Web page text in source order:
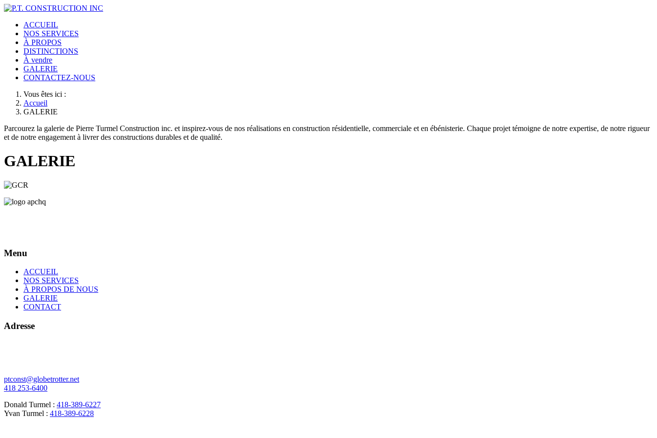
ACCUEIL
NOS SERVICES
À PROPOS
DISTINCTIONS
À vendre
GALERIE
CONTACTEZ-NOUS
Vous êtes ici :
Accueil
GALERIE
Parcourez la galerie de Pierre Turmel Construction inc. et inspirez-vous de nos réalisations en construction résidentielle, commerciale et en ébénisterie. Chaque projet témoigne de notre expertise, de notre rigueur
et de notre engagement à livrer des constructions durables et de qualité.
GALERIE
Menu
ACCUEIL
NOS SERVICES
À PROPOS DE NOUS
GALERIE
CONTACT
Adresse
ptconst@globetrotter.net
418 253-6400
Donald Turmel : 418-389-6227
Yvan Turmel : 418-389-6228